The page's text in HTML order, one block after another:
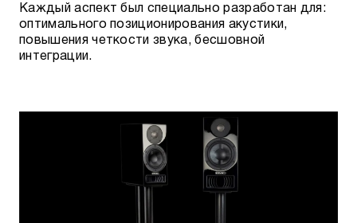
Каждый аспект был специально разработан для:
оптимального позиционирования акустики,
повышения четкости звука, бесшовной
интеграции.